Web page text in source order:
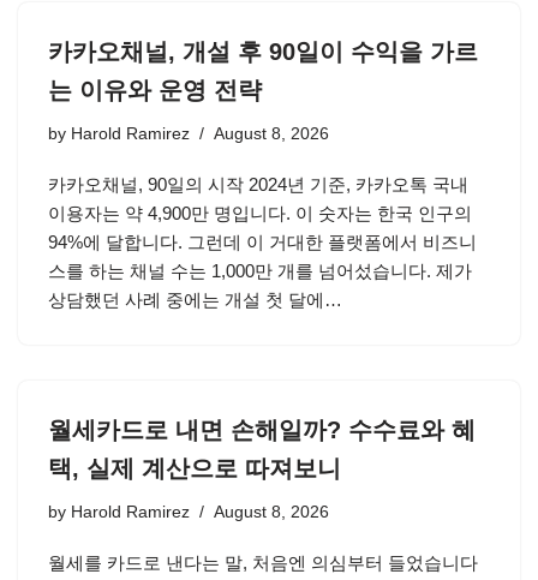
카카오채널, 개설 후 90일이 수익을 가르
는 이유와 운영 전략
by Harold Ramirez August 8, 2026
카카오채널, 90일의 시작 2024년 기준, 카카오톡 국내
이용자는 약 4,900만 명입니다. 이 숫자는 한국 인구의
94%에 달합니다. 그런데 이 거대한 플랫폼에서 비즈니
스를 하는 채널 수는 1,000만 개를 넘어섰습니다. 제가
상담했던 사례 중에는 개설 첫 달에…
월세카드로 내면 손해일까? 수수료와 혜
택, 실제 계산으로 따져보니
by Harold Ramirez August 8, 2026
월세를 카드로 낸다는 말, 처음엔 의심부터 들었습니다